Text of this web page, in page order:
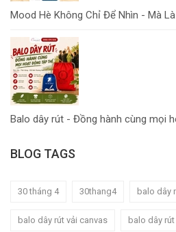
Mood Hè Không Chỉ Để Nhìn - Mà Là
Balo dây rút - Đồng hành cùng mọi
BLOG TAGS
30 tháng 4 30thang4 balo dây
balo dây rút vải canvas balo dây rút